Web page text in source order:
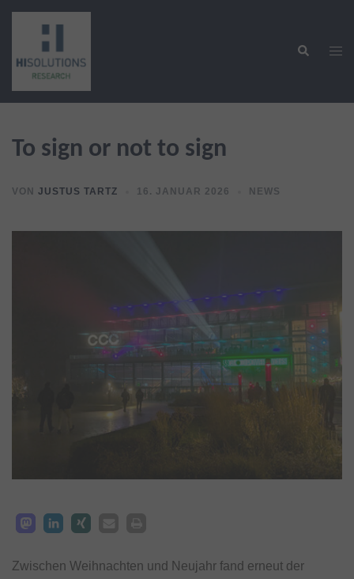
Zum
springen
Suche
To sign or not to sign
VON JUSTUS TARTZ 16. JANUAR 2026 NEWS
Zwischen Weihnachten und Neujahr fand erneut der